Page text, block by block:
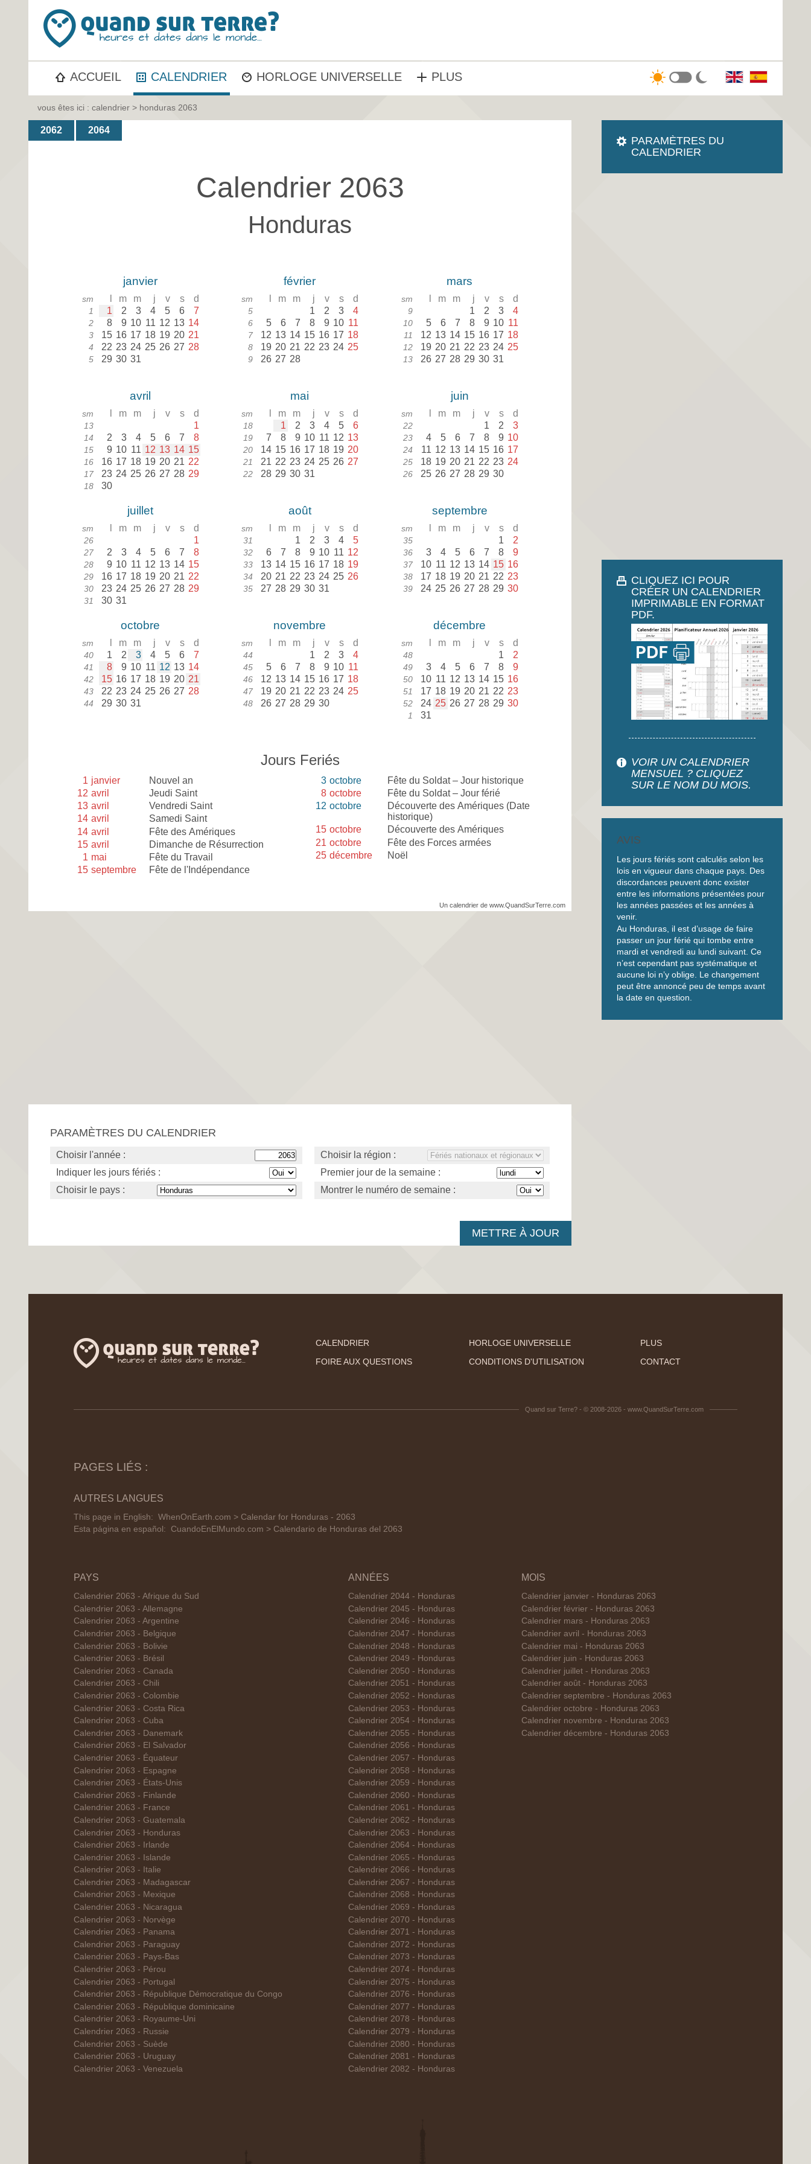
ACCUEIL CALENDRIER HORLOGE UNIVERSELLE PLUS
vous êtes ici : calendrier > honduras 2063
2062 2064
Calendrier 2063
Honduras
janvier
sm m m j v s d
1 1 2 3 4 5 6 7
2 8 9 10 11 12 13 14
3 15 16 17 18 19 20 21
4 22 23 24 25 26 27 28
5 29 30 31
février
sm m m j v s d
5 1 2 3 4
6 5 6 7 8 9 10 11
7 12 13 14 15 16 17 18
8 19 20 21 22 23 24 25
9 26 27 28
mars
sm m m j v s d
9 1 2 3 4
10 5 6 7 8 9 10 11
11 12 13 14 15 16 17 18
12 19 20 21 22 23 24 25
13 26 27 28 29 30 31
avril
sm m m j v s d
13 1
14 2 3 4 5 6 7 8
15 9 10 11 12 13 14 15
16 16 17 18 19 20 21 22
17 23 24 25 26 27 28 29
18 30
mai
sm m m j v s d
18 1 2 3 4 5 6
19 7 8 9 10 11 12 13
20 14 15 16 17 18 19 20
21 21 22 23 24 25 26 27
22 28 29 30 31
juin
sm m m j v s d
22 1 2 3
23 4 5 6 7 8 9 10
24 11 12 13 14 15 16 17
25 18 19 20 21 22 23 24
26 25 26 27 28 29 30
juillet
sm m m j v s d
26 1
27 2 3 4 5 6 7 8
28 9 10 11 12 13 14 15
29 16 17 18 19 20 21 22
30 23 24 25 26 27 28 29
31 30 31
août
sm m m j v s d
31 1 2 3 4 5
32 6 7 8 9 10 11 12
33 13 14 15 16 17 18 19
34 20 21 22 23 24 25 26
35 27 28 29 30 31
septembre
sm m m j v s d
35 1 2
36 3 4 5 6 7 8 9
37 10 11 12 13 14 15 16
38 17 18 19 20 21 22 23
39 24 25 26 27 28 29 30
octobre
sm m m j v s d
40 1 2 3 4 5 6 7
41 8 9 10 11 12 13 14
42 15 16 17 18 19 20 21
43 22 23 24 25 26 27 28
44 29 30 31
novembre
sm m m j v s d
44 1 2 3 4
45 5 6 7 8 9 10 11
46 12 13 14 15 16 17 18
47 19 20 21 22 23 24 25
48 26 27 28 29 30
décembre
sm m m j v s d
48 1 2
49 3 4 5 6 7 8 9
50 10 11 12 13 14 15 16
51 17 18 19 20 21 22 23
52 24 25 26 27 28 29 30
1 31
Jours Feriés
1 janvier
Nouvel an
12 avril
Jeudi Saint
13 avril
Vendredi Saint
14 avril
Samedi Saint
14 avril
Fête des Amériques
15 avril
Dimanche de Résurrection
1 mai
Fête du Travail
15 septembre Fête de l'Indépendance
3 octobre
Fête du Soldat – Jour historique
8 octobre
Fête du Soldat – Jour férié
12 octobre
Découverte des Amériques (Date
historique)
15 octobre
Découverte des Amériques
21 octobre
Fête des Forces armées
25 décembre Noël
Un calendrier de www.QuandSurTerre.com
PARAMÈTRES DU CALENDRIER
Choisir l'année :
Indiquer les jours fériés :
Choisir le pays :
Choisir la région :
Premier jour de la semaine :
Montrer le numéro de semaine :
PARAMÈTRES DU
CALENDRIER
CLIQUEZ ICI POUR
CRÉER UN CALENDRIER
IMPRIMABLE EN FORMAT
PDF.
VOIR UN CALENDRIER
MENSUEL ? CLIQUEZ
SUR LE NOM DU MOIS.
AVIS
Les jours fériés sont calculés selon les
lois en vigueur dans chaque pays. Des
discordances peuvent donc exister
entre les informations présentées pour
les années passées et les années à
venir.
Au Honduras, il est d’usage de faire
passer un jour férié qui tombe entre
mardi et vendredi au lundi suivant. Ce
n’est cependant pas systématique et
aucune loi n’y oblige. Le changement
peut être annoncé peu de temps avant
la date en question.
CALENDRIER HORLOGE UNIVERSELLE
PLUS
FOIRE AUX QUESTIONS
CONDITIONS D'UTILISATION CONTACT
Quand sur Terre? - © 2008-2026 - www.QuandSurTerre.com
PAGES LIÉS :
AUTRES LANGUES
This page in English: WhenOnEarth.com > Calendar for Honduras - 2063
Esta página en español: CuandoEnElMundo.com > Calendario de Honduras del 2063
PAYS
Calendrier 2063 - Afrique du Sud
Calendrier 2063 - Allemagne
Calendrier 2063 - Argentine
Calendrier 2063 - Belgique
Calendrier 2063 - Bolivie
Calendrier 2063 - Brésil
Calendrier 2063 - Canada
Calendrier 2063 - Chili
Calendrier 2063 - Colombie
Calendrier 2063 - Costa Rica
Calendrier 2063 - Cuba
Calendrier 2063 - Danemark
Calendrier 2063 - El Salvador
Calendrier 2063 - Équateur
Calendrier 2063 - Espagne
Calendrier 2063 - États-Unis
Calendrier 2063 - Finlande
Calendrier 2063 - France
Calendrier 2063 - Guatemala
Calendrier 2063 - Honduras
Calendrier 2063 - Irlande
Calendrier 2063 - Islande
Calendrier 2063 - Italie
Calendrier 2063 - Madagascar
Calendrier 2063 - Mexique
Calendrier 2063 - Nicaragua
Calendrier 2063 - Norvège
Calendrier 2063 - Panama
Calendrier 2063 - Paraguay
Calendrier 2063 - Pays-Bas
Calendrier 2063 - Pérou
Calendrier 2063 - Portugal
Calendrier 2063 - République Démocratique du Congo
Calendrier 2063 - République dominicaine
Calendrier 2063 - Royaume-Uni
Calendrier 2063 - Russie
Calendrier 2063 - Suède
Calendrier 2063 - Uruguay
Calendrier 2063 - Venezuela
ANNÉES
Calendrier 2044 - Honduras
Calendrier 2045 - Honduras
Calendrier 2046 - Honduras
Calendrier 2047 - Honduras
Calendrier 2048 - Honduras
Calendrier 2049 - Honduras
Calendrier 2050 - Honduras
Calendrier 2051 - Honduras
Calendrier 2052 - Honduras
Calendrier 2053 - Honduras
Calendrier 2054 - Honduras
Calendrier 2055 - Honduras
Calendrier 2056 - Honduras
Calendrier 2057 - Honduras
Calendrier 2058 - Honduras
Calendrier 2059 - Honduras
Calendrier 2060 - Honduras
Calendrier 2061 - Honduras
Calendrier 2062 - Honduras
Calendrier 2063 - Honduras
Calendrier 2064 - Honduras
Calendrier 2065 - Honduras
Calendrier 2066 - Honduras
Calendrier 2067 - Honduras
Calendrier 2068 - Honduras
Calendrier 2069 - Honduras
Calendrier 2070 - Honduras
Calendrier 2071 - Honduras
Calendrier 2072 - Honduras
Calendrier 2073 - Honduras
Calendrier 2074 - Honduras
Calendrier 2075 - Honduras
Calendrier 2076 - Honduras
Calendrier 2077 - Honduras
Calendrier 2078 - Honduras
Calendrier 2079 - Honduras
Calendrier 2080 - Honduras
Calendrier 2081 - Honduras
Calendrier 2082 - Honduras
MOIS
Calendrier janvier - Honduras 2063
Calendrier février - Honduras 2063
Calendrier mars - Honduras 2063
Calendrier avril - Honduras 2063
Calendrier mai - Honduras 2063
Calendrier juin - Honduras 2063
Calendrier juillet - Honduras 2063
Calendrier août - Honduras 2063
Calendrier septembre - Honduras 2063
Calendrier octobre - Honduras 2063
Calendrier novembre - Honduras 2063
Calendrier décembre - Honduras 2063